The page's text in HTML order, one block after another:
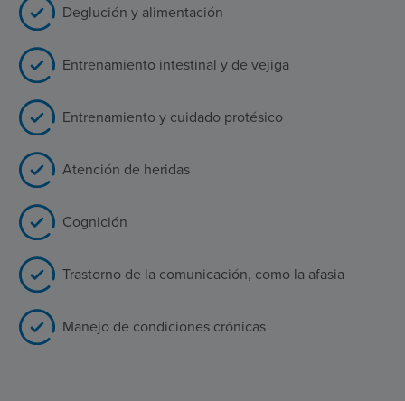
Deglución y alimentación
Entrenamiento intestinal y de vejiga
Entrenamiento y cuidado protésico
Atención de heridas
Cognición
Trastorno de la comunicación, como la afasia
Manejo de condiciones crónicas